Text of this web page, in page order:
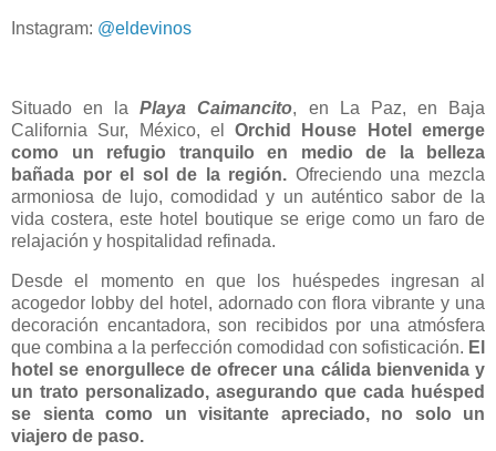
Instagram: @eldevinos
Situado en laPlaya Caimancito, en La Paz, en Baja
California Sur, México, elOrchid House Hotel emerge
como un refugio tranquilo en medio de la belleza
bañada por el sol de la región. Ofreciendo una mezcla
armoniosa de lujo, comodidad y un auténtico sabor de la
vida costera, este hotel boutique se erige como un faro de
relajación y hospitalidad refinada.
Desde el momento en que los huéspedes ingresan al
acogedor lobby del hotel, adornado con flora vibrante y una
decoración encantadora, son recibidos por una atmósfera
que combina a la perfección comodidad con sofisticación. El
hotel se enorgullece de ofrecer una cálida bienvenida y
un trato personalizado, asegurando que cada huésped
se sienta como un visitante apreciado, no solo un
viajero de paso.